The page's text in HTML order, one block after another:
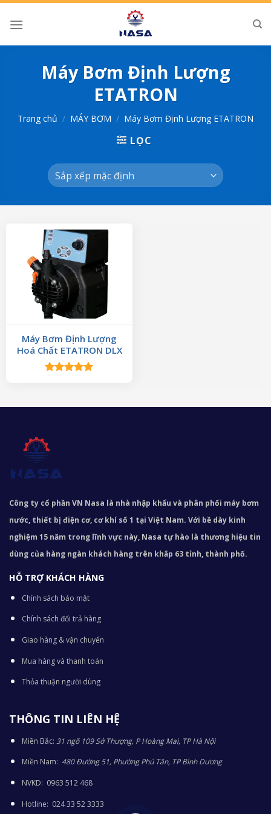
Skip
Máy Bơm Định Lượng
ETATRON
Trang chủ / MÁY BƠM / Máy Bơm Định Lượng ETATRON
LỌC
Máy Bơm Định Lượng
Hoá Chất ETATRON DLX
Công ty cổ phần VN Nasa là nhà nhập khẩu và phân phối máy bơm
nước, thiết bị điện cơ, cơ khí số 1 tại Việt Nam. Với bề dày kinh
nghiệm 15 năm trong lĩnh vực này, Nasa tự hào là thương hiệu tin
dùng của hàng ngàn khách hàng trên khắp 63 tỉnh, thành phố.
HỖ TRỢ KHÁCH HÀNG
Chính sách bảo mật
Chính sách đổi trả hàng
Giao hàng & vận chuyển
Mua hàng và thanh toán
Thỏa thuận người dùng
THÔNG TIN LIÊN HỆ
Miền Bắc: 31 ngõ 109 Sở Thượng, P Hoàng Mai, TP Hà Nội
Miền Nam: 480 Đường 51, Phường Phú Tân, TP Bình Dương
NVKD: 0963 512 468
Hotline: 024 33 52 3333